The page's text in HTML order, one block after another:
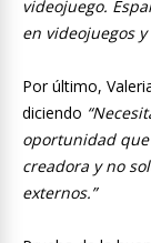
videojuego.
en videojuegos
Por último,
diciendo
oportunidad
creadora y no
externos.”